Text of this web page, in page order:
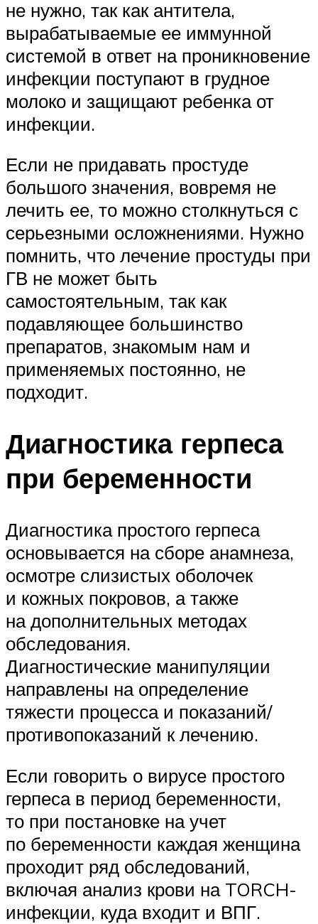
не нужно, так как антитела,
вырабатываемые ее иммунной
системой в ответ на проникновение
инфекции поступают в грудное
молоко и защищают ребенка от
инфекции.
Если не придавать простуде
большого значения, вовремя не
лечить ее, то можно столкнуться с
серьезными осложнениями. Нужно
помнить, что лечение простуды при
ГВ не может быть
самостоятельным, так как
подавляющее большинство
препаратов, знакомым нам и
применяемых постоянно, не
подходит.
Диагностика герпеса
при беременности
Диагностика простого герпеса
основывается на сборе анамнеза,
осмотре слизистых оболочек
и кожных покровов, а также
на дополнительных методах
обследования.
Диагностические манипуляции
направлены на определение
тяжести процесса и показаний/
противопоказаний к лечению.
Если говорить о вирусе простого
герпеса в период беременности,
то при постановке на учет
по беременности каждая женщина
проходит ряд обследований,
включая анализ крови на TORCH-
инфекции, куда входит и ВПГ.